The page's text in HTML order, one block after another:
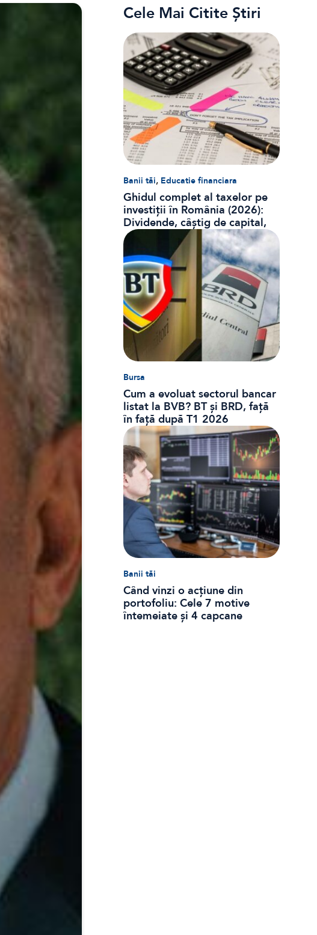
Cele Mai Citite Știri
Banii tăi, Educatie financiara
Ghidul complet al taxelor pe
investiții în România (2026):
Dividende, câștig de capital,
dobânzi și CASS
Bursa
Cum a evoluat sectorul bancar
listat la BVB? BT și BRD, față
în față după T1 2026
Banii tăi
Când vinzi o acțiune din
portofoliu: Cele 7 motive
întemeiate și 4 capcane